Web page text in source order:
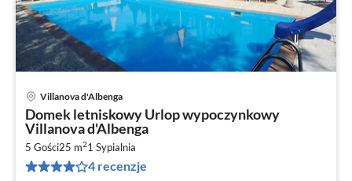
Villanova d'Albenga
Domek letniskowy Urlop wypoczynkowy
Villanova d'Albenga
5 Gości25 m21 Sypialnia
4 recenzje